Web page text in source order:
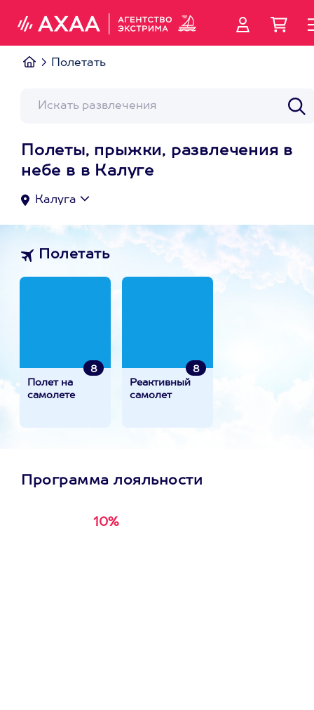
Полетать
Полеты, прыжки, развлечения в
небе в в Калуге
Калуга
Полетать
8
Полет на
самолете
8
Реактивный
самолет
Программа лояльности
10%